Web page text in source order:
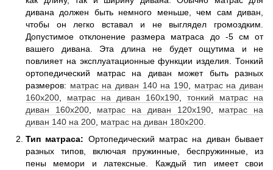
дивана должен быть немного меньше, чем сам диван,
чтобы он легко вставал и не выглядел громоздким.
Допустимое отклонение размера матраса до -5 см от
вашего дивана. Эта длина не будет ощутима и не
повлияет на эксплуатационные функции изделия. Тонкий
ортопедический матрас на диван может быть разных
размеров: матрас на диван 140 на 190
матрас на диван
160х200
матрас на диван 160х190
тонкий матрас на
диван 160х200, матрас на диван 120х190, матрас на
диван 140 на 200 матрас на диван 180х200
Тип матраса: Ортопедический матрас на диван бывает
разных типов, включая пружинные, беспружинные, из
пены мемори и латексные. Каждый тип имеет свои